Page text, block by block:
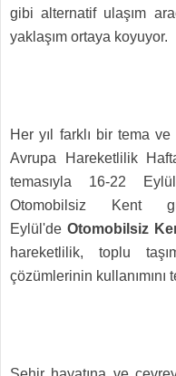
gibi alternatif ulaşım
yaklaşım ortaya koyuyor.
Her yıl farklı bir tema
Avrupa Hareketlilik
temasıyla 16-22
Otomobilsiz Kent
Eylül'deOtomobilsiz
hareketlilik, toplu
çözümlerinin kullanımını